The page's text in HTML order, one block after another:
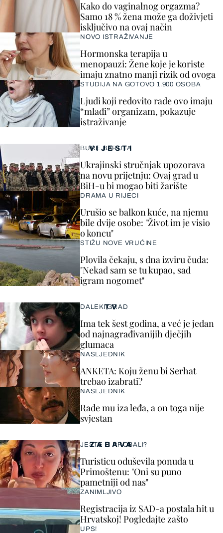
VIJESTI
BURE BARUTA
Ukrajinski stručnjak upozorava
na novu prijetnju: Ovaj grad u
BiH-u bi mogao biti žarište
DRAMA U RIJECI
Urušio se balkon kuće, na njemu
bile dvije osobe: "Život im je visio
o koncu"
STIŽU NOVE VRUĆINE
Plovila čekaju, s dna izviru čuda:
"Nekad sam se tu kupao, sad
igram nogomet"
Kako do vaginalnog orgazma?
Samo 18 % žena može ga doživjeti
isključivo na ovaj način
NOVO ISTRAŽIVANJE
Hormonska terapija u
menopauzi: Žene koje je koriste
imaju znatno manji rizik od ovoga
STUDIJA NA GOTOVO 1.900 OSOBA
Ljudi koji redovito rade ovo imaju
“mlađi” organizam, pokazuje
istraživanje
ZABAVA
JESTE LI PROBALI?
Turisticu oduševila ponuda u
Primoštenu: "Oni su puno
pametniji od nas"
ZANIMLJIVO
Registracija iz SAD-a postala hit u
Hrvatskoj! Pogledajte zašto
UPS!
TV
DALEKI GRAD
Ima tek šest godina, a već je jedan
od najnagrađivanijih dječjih
glumaca
NASLJEDNIK
ANKETA: Koju ženu bi Serhat
trebao izabrati?
NASLJEDNIK
Rade mu iza leđa, a on toga nije
svjestan